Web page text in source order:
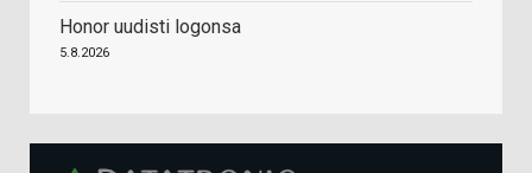
Honor uudisti logonsa
5.8.2026